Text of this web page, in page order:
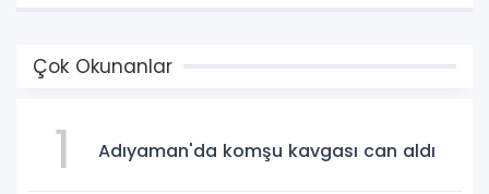
Çok Okunanlar
1 Adıyaman'da komşu kavgası can aldı